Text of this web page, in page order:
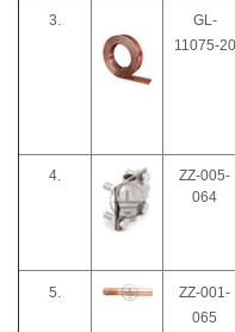
3.
GL-
11075-20
4.
ZZ-005-
064
5.
ZZ-001-
065